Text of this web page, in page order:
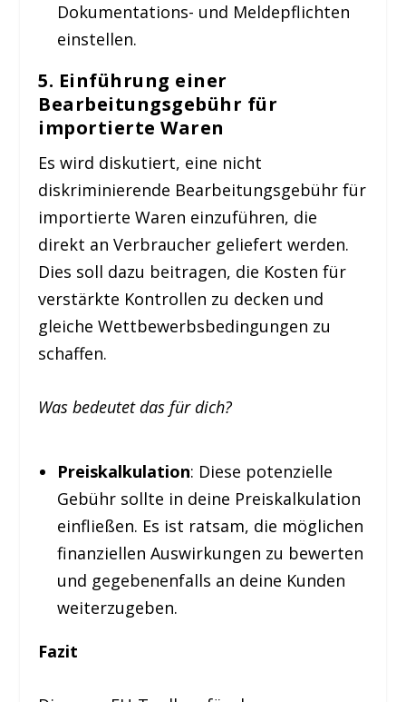
Dokumentations- und Meldepflichten
einstellen.
5. Einführung einer
Bearbeitungsgebühr für
importierte Waren
Es wird diskutiert, eine nicht
diskriminierende Bearbeitungsgebühr für
importierte Waren einzuführen, die
direkt an Verbraucher geliefert werden.
Dies soll dazu beitragen, die Kosten für
verstärkte Kontrollen zu decken und
gleiche Wettbewerbsbedingungen zu
schaffen.
Was bedeutet das für dich?
Preiskalkulation: Diese potenzielle
Gebühr sollte in deine Preiskalkulation
einfließen. Es ist ratsam, die möglichen
finanziellen Auswirkungen zu bewerten
und gegebenenfalls an deine Kunden
weiterzugeben.
Fazit